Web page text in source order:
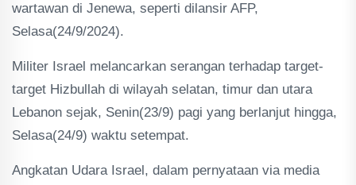
wartawan di Jenewa, seperti dilansir AFP,
Selasa(24/9/2024).
Militer Israel melancarkan serangan terhadap target-
target Hizbullah di wilayah selatan, timur dan utara
Lebanon sejak, Senin(23/9) pagi yang berlanjut hingga,
Selasa(24/9) waktu setempat.
Angkatan Udara Israel, dalam pernyataan via media